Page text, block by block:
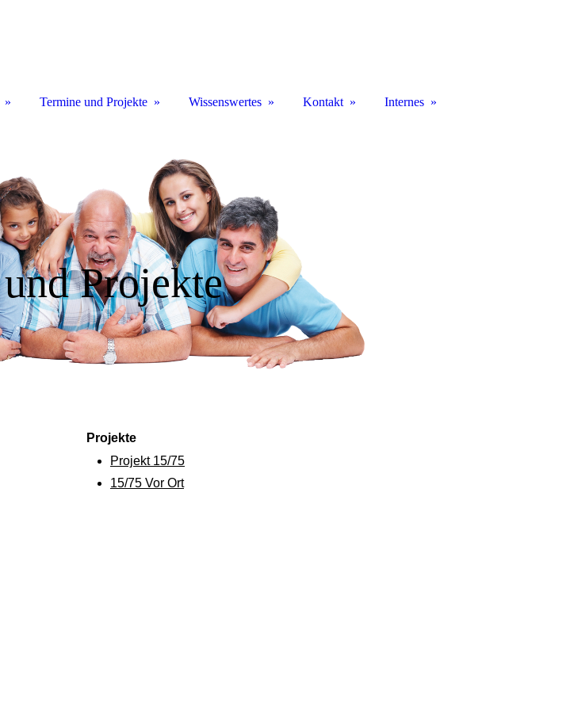
Projekte
Projekte
Projekt 15/75
15/75 Vor Ort
Termine und Projekte Wissenswertes Kontakt Internes